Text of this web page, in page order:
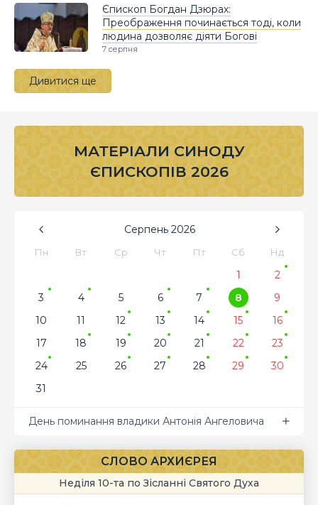
Єпископ Богдан Дзюрах:
Преображення починається тоді, коли
людина дозволяє діяти Богові
7 серпня
Дивитися ще
МАТЕРІАЛИ СИНОДУ
ЄПИСКОПІВ 2026
Серпень 2026
Пн Вт Ср Чт Пт Сб Нд
1
2
3
4 5 6 7 8
9
10
11 12 13 14 15
16
17
18 19 20 21 22
23
24
25 26 27 28 29
30
31
День поминання владики Антонія Ангеловича
СЛОВО АРХИЄРЕЯ
Неділя 10-та по Зісланні Святого Духа